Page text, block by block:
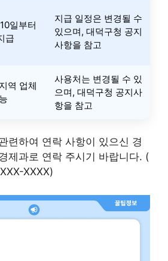
일부터
급
지급 일정은 변경될 수
있으며, 대덕구청 공지
사항을 참고
역 업체
사용처는 변경될 수 있
으며, 대덕구청 공지사
항을 참고
련하여 연락 사항이 있으신 경
제과로 연락 주시기 바랍니다. (
XXXX)